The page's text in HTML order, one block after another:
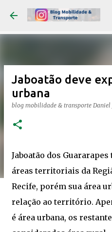
Pular para o
Jaboatão deve
urbana
blog mobilidade & transporte Daniel
Jaboatão dos
áreas territoriais da
Recife, porém sua área
relação ao território.
é área urbana, os